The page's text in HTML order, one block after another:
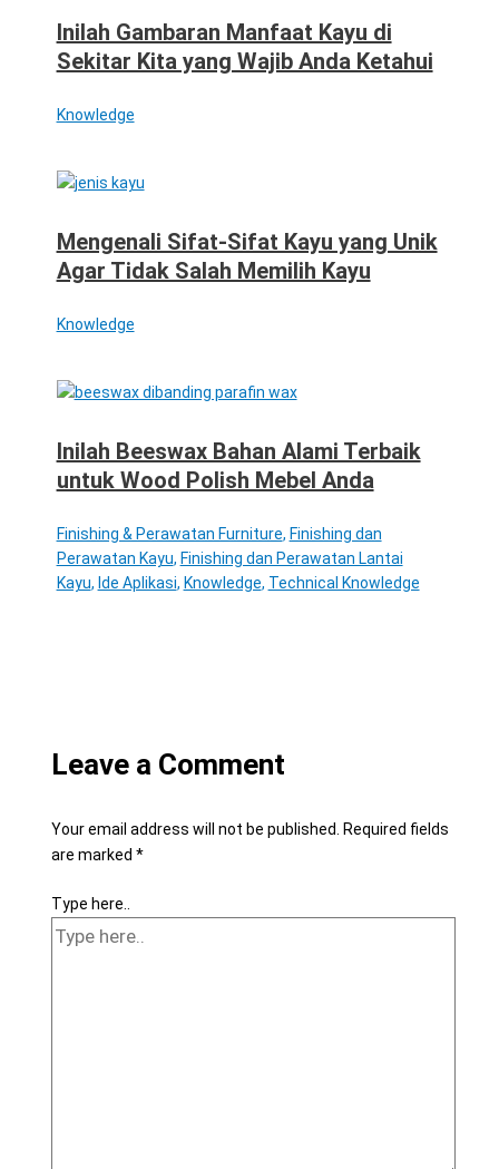
Inilah Gambaran Manfaat Kayu di
Sekitar Kita yang Wajib Anda Ketahui
Knowledge
Mengenali Sifat-Sifat Kayu yang Unik
Agar Tidak Salah Memilih Kayu
Knowledge
Inilah Beeswax Bahan Alami Terbaik
untuk Wood Polish Mebel Anda
Finishing & Perawatan Furniture, Finishing dan
Perawatan Kayu, Finishing dan Perawatan Lantai
Kayu, Ide Aplikasi, Knowledge, Technical Knowledge
Leave a Comment
Your email address will not be published. Required fields
are marked *
Type here..